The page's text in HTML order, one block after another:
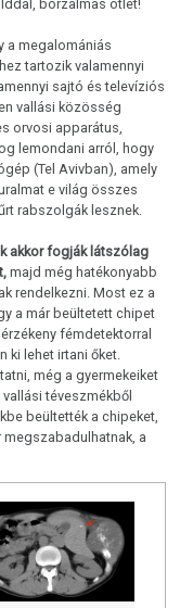
borzalmas ötlet!
a megalomániás
tartozik valamennyi
sajtó és televíziós
vallási közösség
orvosi apparátus,
lemondani arról, hogy
(Tel Avivban), amely
e világ összes
rabszolgák lesznek.
akkor fogják látszólag
majd még hatékonyabb
rendelkezni. Most ez a
a már beültetett chipet
fémdetektorral
ki lehet irtani őket.
még a gyermekeiket
téveszmékből
beültették a chipeket,
a